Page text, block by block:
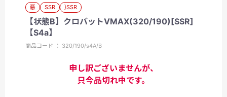
悪 SSR }SSR
【状態B】クロバットVMAX(320/190)[SSR]
【S4a】
商品コード ： 320/190/s4A/B
申し訳ございませんが、
只今品切れ中です。